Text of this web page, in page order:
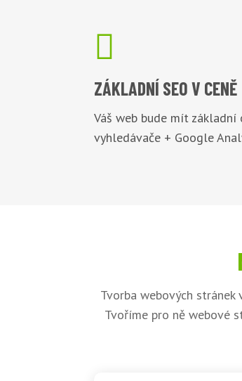

ZÁKLADNÍ SEO V CENĚ
Váš web bude mít
vyhledávače + Google
Tvorba webových
Tvoříme pro ně webové